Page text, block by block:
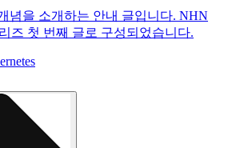
념을 소개하는 안내 글입니다. NHN
즈 첫 번째 글로 구성되었습니다.